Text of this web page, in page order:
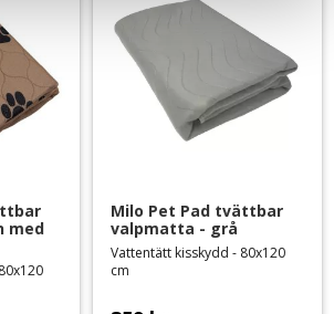
med
Milo Pet Pad tvättbar
valpmatta - grå
Vattentätt kisskydd - 80x120
cm